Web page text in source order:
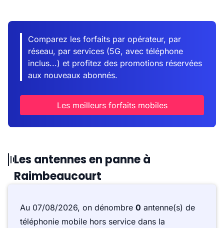
Comparez les forfaits par opérateur, par
réseau, par services (5G, avec téléphone
inclus...) et profitez des promotions réservées
aux nouveaux abonnés.
Les meilleurs forfaits mobiles
Les antennes en panne à
Raimbeaucourt
Au 07/08/2026, on dénombre 0 antenne(s) de
téléphonie mobile hors service dans la